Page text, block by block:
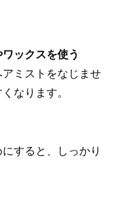
ックスを使う
ミストをなじませ
なります。
すると、しっかり